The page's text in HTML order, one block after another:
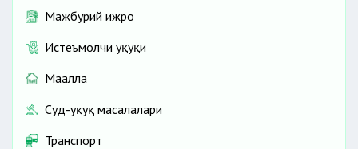
Мажбурий ижро
Истеъмолчи ҳуқуқи
Маҳалла
Суд-ҳуқуқ масалалари
Транспорт